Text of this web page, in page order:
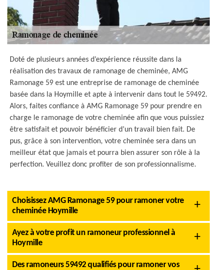
Doté de plusieurs années d’expérience réussite dans la
réalisation des travaux de ramonage de cheminée, AMG
Ramonage 59 est une entreprise de ramonage de cheminée
basée dans la Hoymille et apte à intervenir dans tout le 59492.
Alors, faites confiance à AMG Ramonage 59 pour prendre en
charge le ramonage de votre cheminée afin que vous puissiez
être satisfait et pouvoir bénéficier d’un travail bien fait. De
pus, grâce à son intervention, votre cheminée sera dans un
meilleur état que jamais et pourra bien assurer son rôle à la
perfection. Veuillez donc profiter de son professionnalisme.
Choisissez AMG Ramonage 59 pour ramoner votre
cheminée Hoymille
Ayez à votre profit un ramoneur professionnel à
Hoymille
Des ramoneurs 59492 qualifiés pour ramoner vos